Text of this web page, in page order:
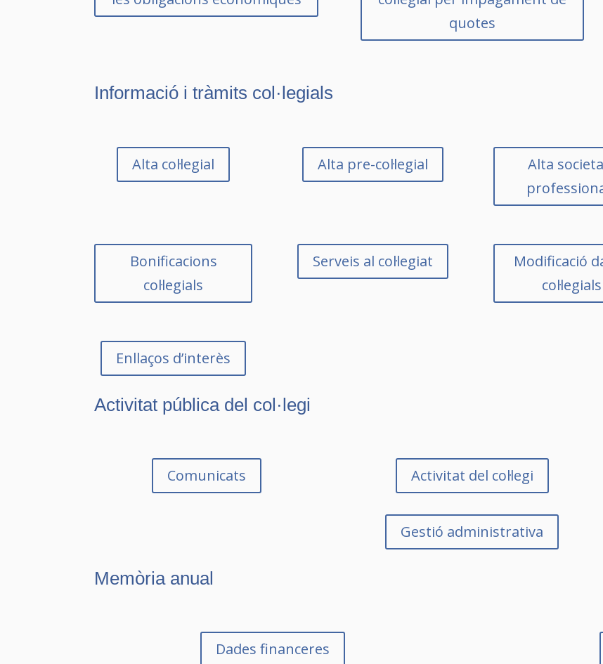
quotes
Informació i tràmits col·legials
Alta col·legial Alta pre-col·legial
Alta
Bonificacions
col·legials
Serveis al col·legiat
Modificació
col·legials
Enllaços d’interès
Activitat pública del col·legi
Comunicats Activitat del col·legi
Gestió administrativa
Memòria anual
Dades financeres